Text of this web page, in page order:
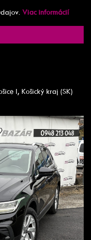
Viac informácií
I, Košický kraj (SK)